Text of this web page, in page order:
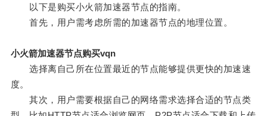
以下是购买小火箭加速器节点的指南。
首先，用户需考虑所需的加速器节点的地理位置。
小火箭加速器节点购买vqn
选择离自己所在位置最近的节点能够提供更快的加速速
度。
其次，用户需要根据自己的网络需求选择合适的节点类